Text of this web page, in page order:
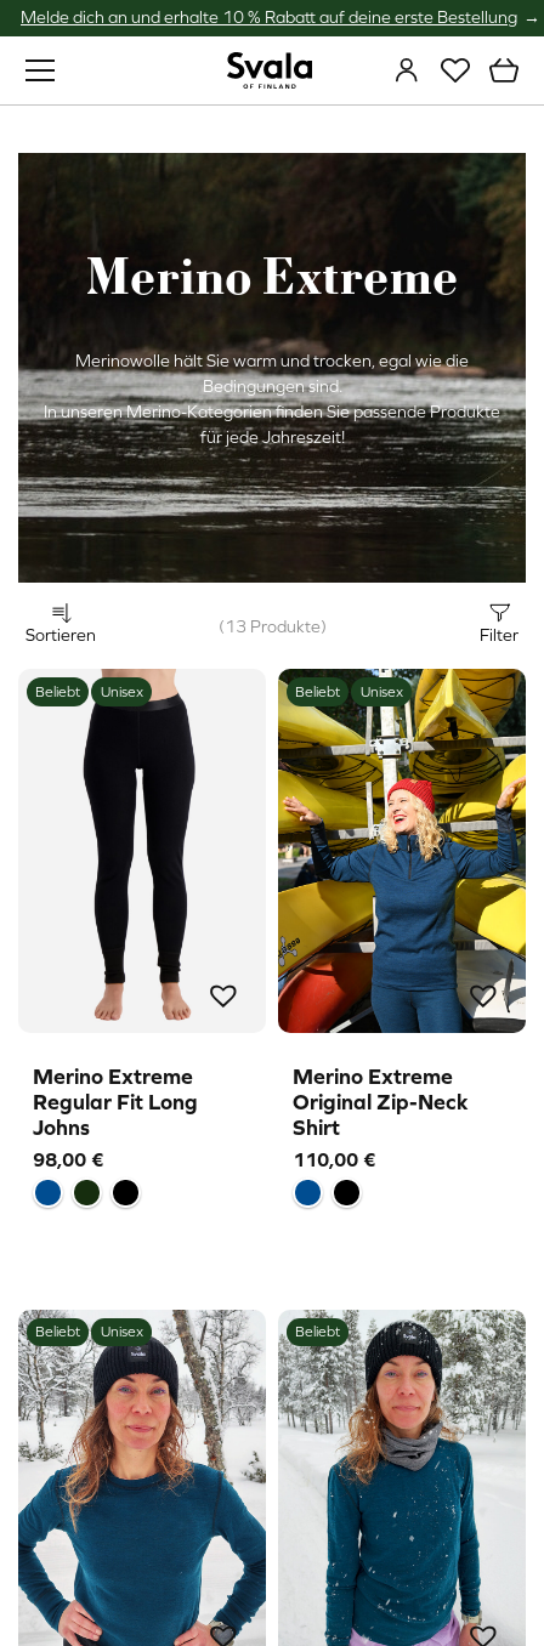
Melde dich an und erhalte 10 % Rabatt auf deine erste Bestellung
Merino Extreme
Merinowolle hält Sie warm und trocken, egal wie die
Bedingungen sind.
In unseren Merino-Kategorien finden Sie passende Produkte
für jede Jahreszeit!
Sortieren (13 Produkte) Filter
Beliebt Unisex
Merino Extreme
Regular Fit Long
Johns
98,00 €
Beliebt Unisex
Merino Extreme
Original Zip-Neck
Shirt
110,00 €
Beliebt Unisex Beliebt